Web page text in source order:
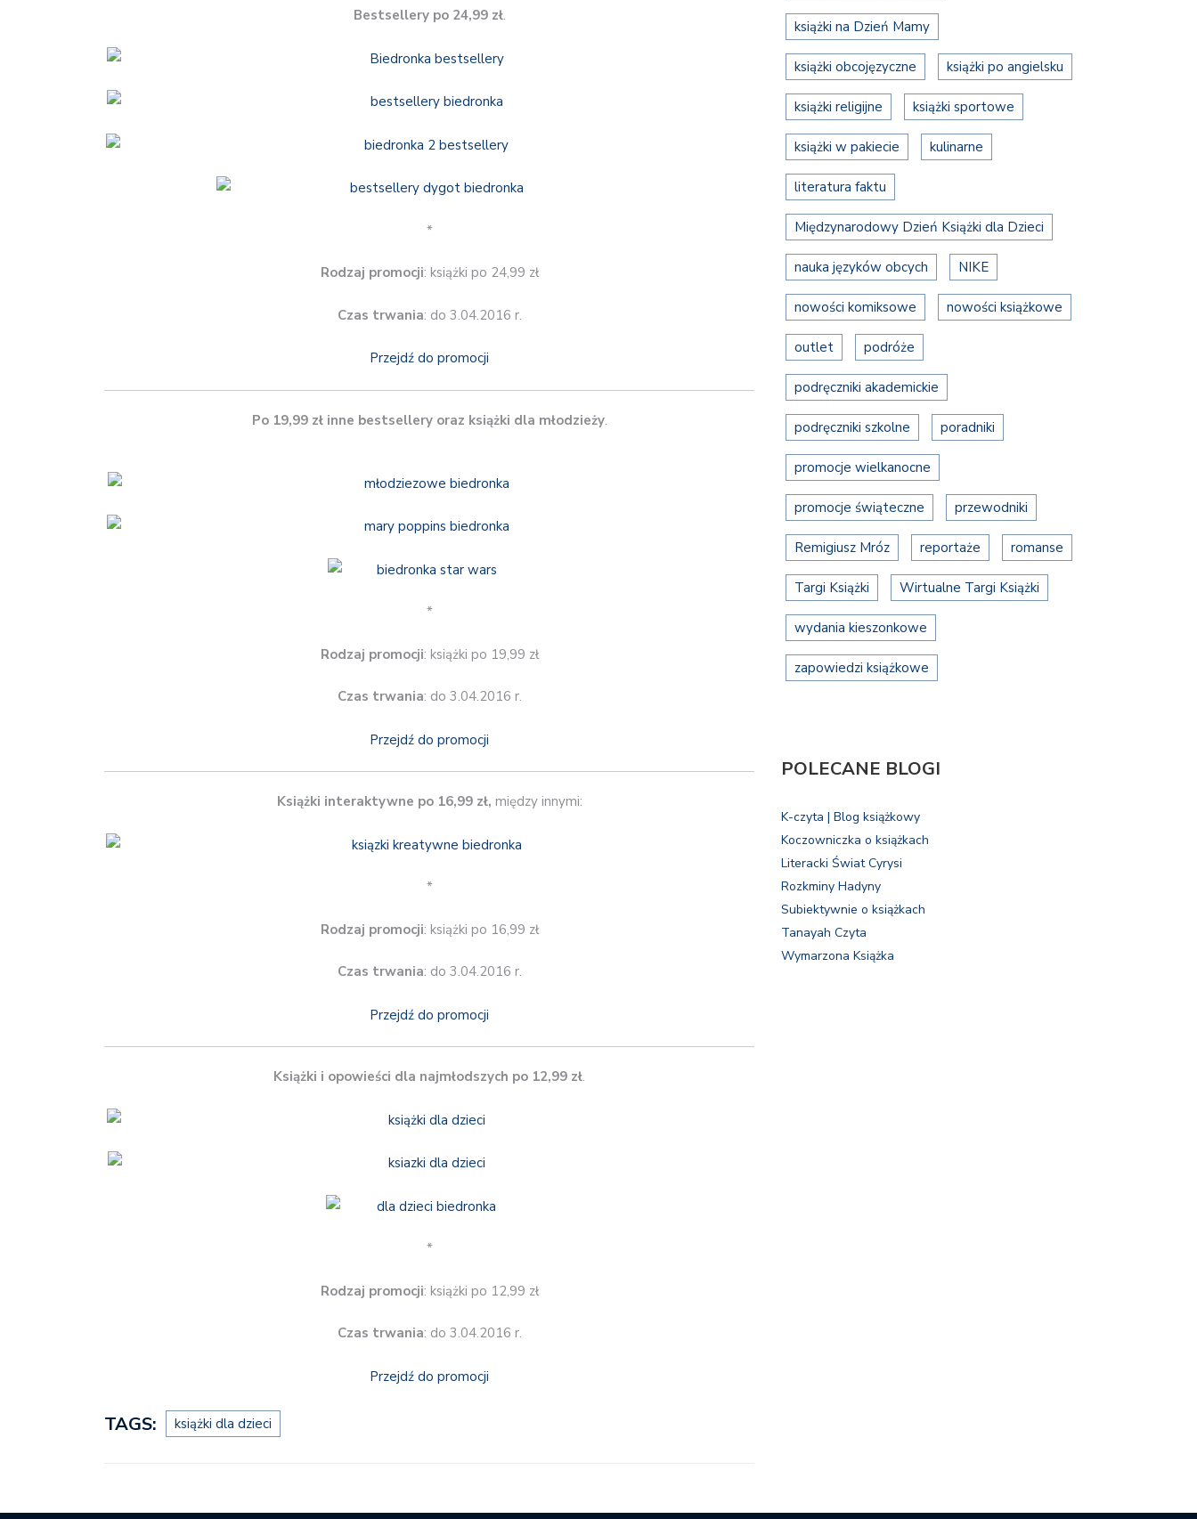
Bestsellery po 24,99 zł.
*
Rodzaj promocji: książki po 24,99 zł
Czas trwania: do 3.04.2016 r.
Przejdź do promocji
Po 19,99 zł inne bestsellery oraz książki dla młodzieży.
*
Rodzaj promocji: książki po 19,99 zł
Czas trwania: do 3.04.2016 r.
Przejdź do promocji
Książki interaktywne po 16,99 zł, między innymi:
*
Rodzaj promocji: książki po 16,99 zł
Czas trwania: do 3.04.2016 r.
Przejdź do promocji
Książki i opowieści dla najmłodszych po 12,99 zł.
*
Rodzaj promocji: książki po 12,99 zł
Czas trwania: do 3.04.2016 r.
Przejdź do promocji
TAGS: książki dla dzieci
książki na Dzień Mamy
książki obcojęzyczne książki po angielsku
książki religijne książki sportowe
książki w pakiecie kulinarne
literatura faktu
Międzynarodowy Dzień Książki dla Dzieci
nauka języków obcych NIKE
nowości komiksowe nowości książkowe
outlet podróże
podręczniki akademickie
podręczniki szkolne poradniki
promocje wielkanocne
promocje świąteczne przewodniki
Remigiusz Mróz reportaże romanse
Targi Książki Wirtualne Targi Książki
wydania kieszonkowe
zapowiedzi książkowe
POLECANE BLOGI
K-czyta | Blog książkowy
Koczowniczka o książkach
Literacki Świat Cyrysi
Rozkminy Hadyny
Subiektywnie o książkach
Tanayah Czyta
Wymarzona Książka